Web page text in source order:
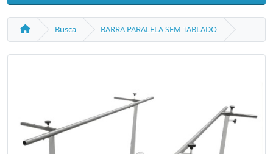
Busca BARRA PARALELA SEM TABLADO